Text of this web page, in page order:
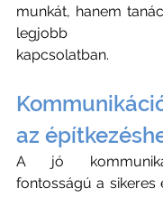
munkát, hanem
legjobb
kapcsolatban.
az
A jó
fontosságú a sikeres